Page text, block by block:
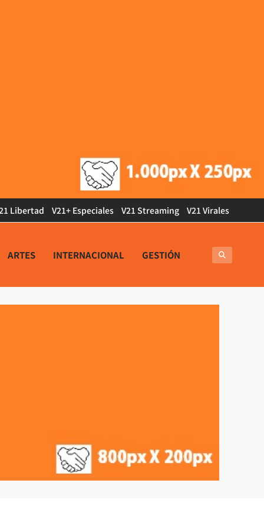
Libertad V21+ Especiales V21 Streaming V21 Virales
ARTES INTERNACIONAL GESTIÓN